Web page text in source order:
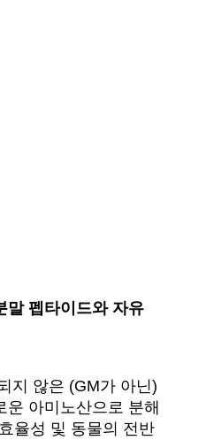
말 펩타이드와 자유
지 않은 (GM가 아닌)
아미노산으로 분해
율성 및 동물의 전반